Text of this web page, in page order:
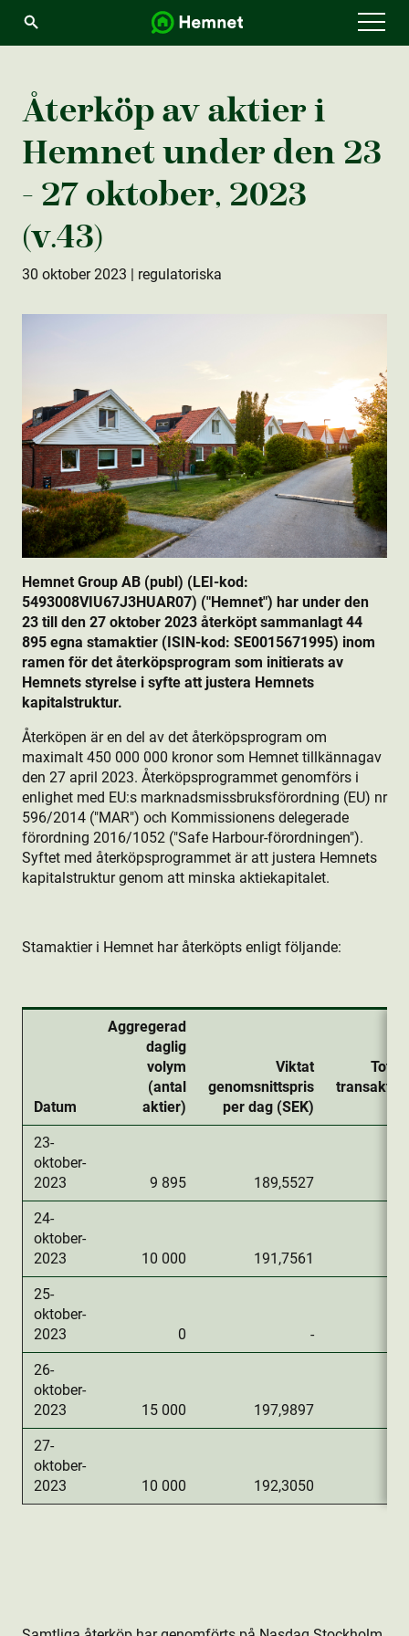
Återköp av aktie­r i
Hemnet under den 23
- 27 oktober, 2023
(v.43)
30 oktober 2023 | regulatoriska
Hemnet Group AB (publ) (LEI-kod:
5493008VIU67J3HUAR07) ("Hemnet") har under den
23 till den 27 oktober 2023 återköpt sammanlagt 44
895 egna stamaktie­r (ISIN-kod: SE0015671995) inom
ramen för det återköpsprogram som initierats av
Hemnets styrelse i syfte att justera Hemnets
kapitalstruktur.
Återköpen är en del av det återköpsprogram om
maximalt 450 000 000 kronor som Hemnet tillkännagav
den 27 april 2023. Återköpsprogrammet genomförs i
enlighet med EU:s marknadsmissbruksförordning (EU) nr
596/2014 ("MAR") och Kommissionens delegerade
förordning 2016/1052 ("Safe Harbour-förordningen").
Syftet med återköpsprogrammet är att justera Hemnets
kapitalstruktur genom att minska aktie­kapitalet.
Stamaktie­r i Hemnet har återköpts enligt följande:
Datum
Aggregerad
daglig
volym
(antal
aktie­r)
Viktat
genomsnittspris
per dag (SEK)
23-
oktober-
2023
9 895 189,5527
24-
oktober-
2023
10 000 191,7561
25-
oktober-
2023
0 -
26-
oktober-
2023
15 000 197,9897
27-
oktober-
2023
10 000 192,3050